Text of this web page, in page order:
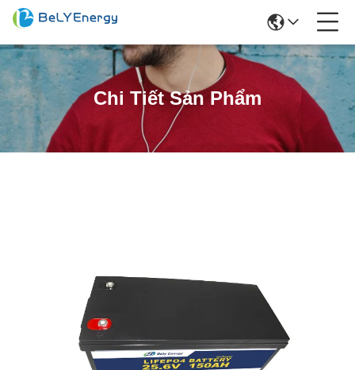
Chi Tiết Sản Phẩm